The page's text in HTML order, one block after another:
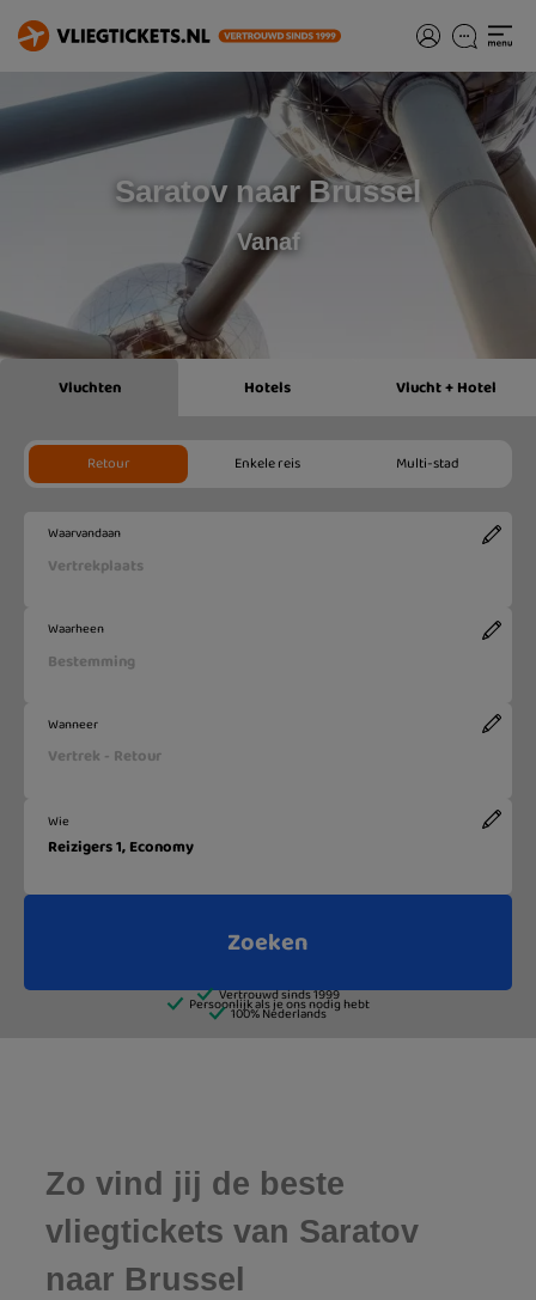
Saratov naar Brussel
Vanaf
Zo vind jij de beste
vliegtickets van Saratov
naar Brussel